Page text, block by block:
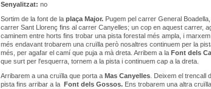
Senyalitzat: no
Sortim de la font de la plaça Major. Pugem pel carrer General
carrer Sant Llorenç fins al carrer Canyelles; un cop en aquest carrer,
caminem entre horts fins trobar una pista forestal més ampla, i
més endavant trobarem una cruïlla però nosaltres continuem per la
més, per agafar el camí que puja a mà dreta. Arribem a la Font dels
que surt per l'esquerra, tornem a la pista i continuem cap a la dreta.
Arribarem a una cruïlla que porta a Mas Canyelles . Deixem el trencall
pista fins arribar a la Font dels Gossos. Ens trobarem una altra